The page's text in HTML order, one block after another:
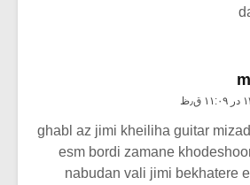
ghabl az jimi kheiliha guitar
esm bordi zamane
nabudan vali jimi bekhatere